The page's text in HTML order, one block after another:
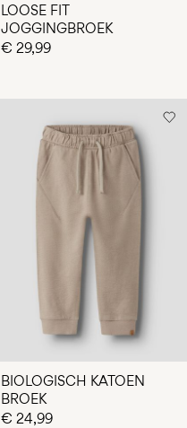
LOOSE FIT
JOGGINGBROEK
€ 29,99
BIOLOGISCH KATOEN
BROEK
€ 24,99